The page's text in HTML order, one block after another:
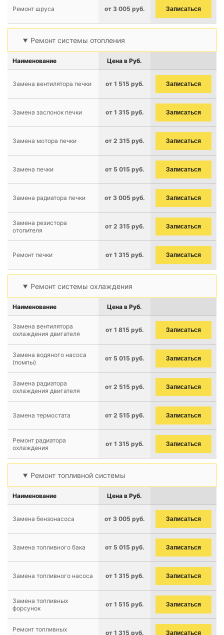
Ремонт шруса от 3 005 руб. Записаться
Ремонт системы отопления
Наименование Цена в Руб.
Замена вентилятора печки от 1 515 руб. Записаться
Замена заслонок печки от 1 315 руб. Записаться
Замена мотора печки от 2 315 руб. Записаться
Замена печки от 5 015 руб. Записаться
Замена радиатора печки от 3 005 руб. Записаться
Замена резистора
отопителя
от 2 315 руб. Записаться
Ремонт печки от 1 315 руб. Записаться
Ремонт системы охлаждения
Наименование Цена в Руб.
Замена вентилятора
охлаждения двигателя
от 1 815 руб. Записаться
Замена водяного насоса
(помпы)
от 5 015 руб. Записаться
Замена радиатора
охлаждения двигателя
от 2 515 руб. Записаться
Замена термостата от 2 515 руб. Записаться
Ремонт радиатора
охлаждения
от 1 315 руб. Записаться
Ремонт топливной системы
Наименование Цена в Руб.
Замена бензонасоса от 3 005 руб. Записаться
Замена топливного бака от 5 015 руб. Записаться
Замена топливного насоса от 1 315 руб. Записаться
Замена топливных
форсунок
от 1 515 руб. Записаться
Ремонт топливных
от 1 315 руб. Записаться